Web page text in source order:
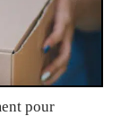
pour